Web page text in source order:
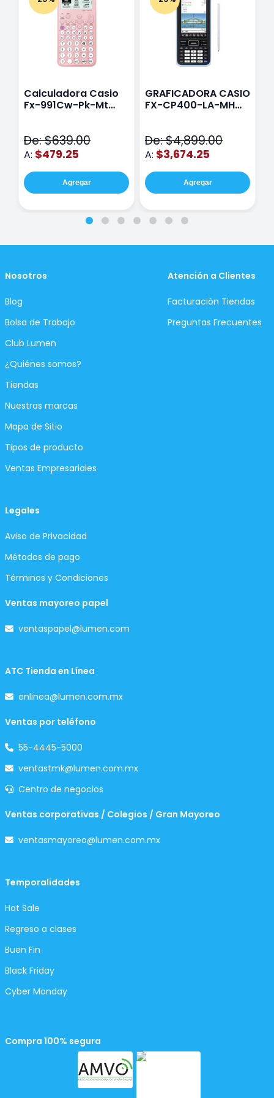
Calculadora Casio
Fx-991Cw-Pk-Mt
De: $639.00
A: $479.25
Agregar
GRAFICADORA CASIO
FX-CP400-LA-MH
De: $4,899.00
A: $3,674.25
Agregar
Nosotros
Blog
Bolsa de Trabajo
Club Lumen
¿Quiénes somos?
Tiendas
Nuestras marcas
Mapa de Sitio
Tipos de producto
Ventas Empresariales
Atención a Clientes
Facturación Tiendas
Preguntas Frecuentes
Legales
Aviso de Privacidad
Métodos de pago
Términos y Condiciones
Ventas mayoreo papel
ventaspapel@lumen.com
ATC Tienda en Línea
enlinea@lumen.com.mx
Ventas por teléfono
55-4445-5000
ventastmk@lumen.com.mx
Centro de negocios
Ventas corporativas / Colegios / Gran Mayoreo
ventasmayoreo@lumen.com.mx
Temporalidades
Hot Sale
Regreso a clases
Buen Fin
Black Friday
Cyber Monday
Compra 100% segura